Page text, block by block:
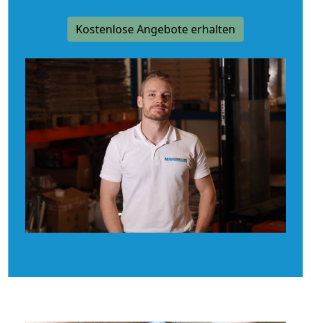
Kostenlose Angebote erhalten